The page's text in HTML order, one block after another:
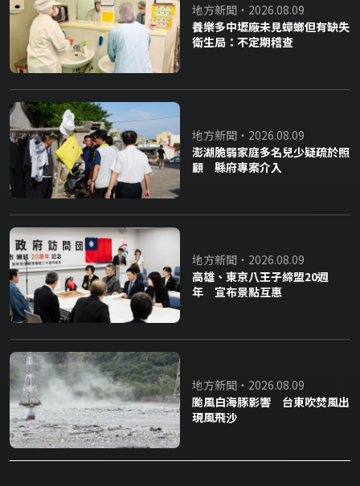
地方新聞・2026.08.09
養樂多中壢廠未見蟑螂但有缺失
衛生局：不定期稽查
地方新聞・2026.08.09
澎湖脆弱家庭多名兒少疑疏於照
顧 縣府專案介入
地方新聞・2026.08.09
高雄、東京八王子締盟20週
年 宣布景點互惠
地方新聞・2026.08.09
颱風白海豚影響 台東吹焚風出
現風飛沙